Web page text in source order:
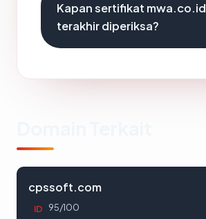
Kapan sertifikat mwa.co.id
terakhir diperiksa?
cpssoft.com
ID 95/100